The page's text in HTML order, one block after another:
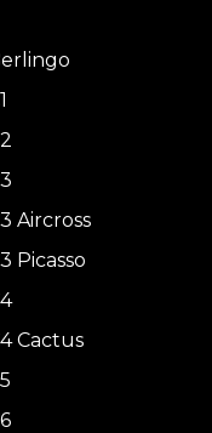
Aircross
Picasso
Cactus